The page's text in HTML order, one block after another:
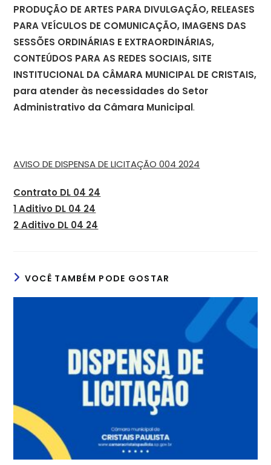
PRODUÇÃO DE ARTES PARA DIVULGAÇÃO, RELEASES
PARA VEÍCULOS DE COMUNICAÇÃO, IMAGENS DAS
SESSÕES ORDINÁRIAS E EXTRAORDINÁRIAS,
CONTEÚDOS PARA AS REDES SOCIAIS, SITE
INSTITUCIONAL DA CÂMARA MUNICIPAL DE CRISTAIS,
para atender às necessidades do Setor
Administrativo da Câmara Municipal.
AVISO DE DISPENSA DE LICITAÇÃO 004 2024
Contrato DL 04 24
1 Aditivo DL 04 24
2 Aditivo DL 04 24
VOCÊ TAMBÉM PODE GOSTAR